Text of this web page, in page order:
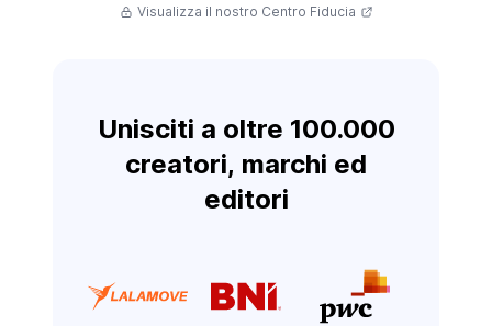
Visualizza il nostro Centro Fiducia
Unisciti a oltre 100.000
creatori, marchi ed
editori